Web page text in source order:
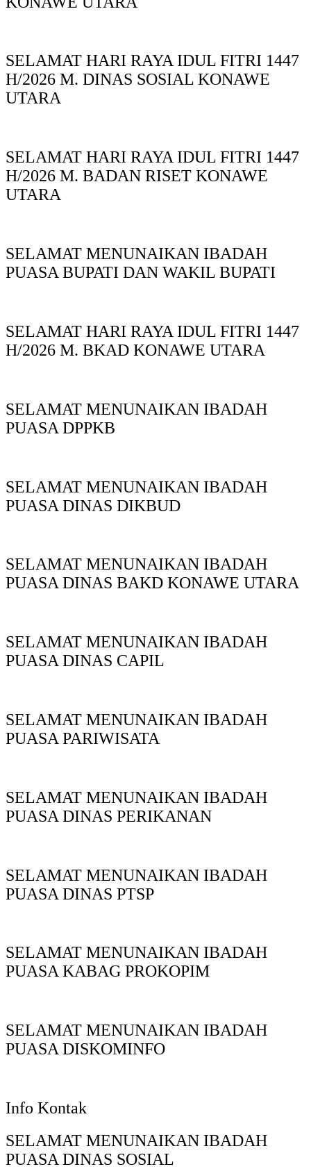
SELAMAT HARI RAYA IDUL FITRI 1447
H/2026 M. DINAS SOSIAL KONAWE
UTARA
SELAMAT HARI RAYA IDUL FITRI 1447
H/2026 M. BADAN RISET KONAWE
UTARA
SELAMAT MENUNAIKAN IBADAH
PUASA BUPATI DAN WAKIL BUPATI
SELAMAT HARI RAYA IDUL FITRI 1447
H/2026 M. BKAD KONAWE UTARA
SELAMAT MENUNAIKAN IBADAH
PUASA DPPKB
SELAMAT MENUNAIKAN IBADAH
PUASA DINAS DIKBUD
SELAMAT MENUNAIKAN IBADAH
PUASA DINAS BAKD KONAWE UTARA
SELAMAT MENUNAIKAN IBADAH
PUASA DINAS CAPIL
SELAMAT MENUNAIKAN IBADAH
PUASA PARIWISATA
SELAMAT MENUNAIKAN IBADAH
PUASA DINAS PERIKANAN
SELAMAT MENUNAIKAN IBADAH
PUASA DINAS PTSP
SELAMAT MENUNAIKAN IBADAH
PUASA KABAG PROKOPIM
SELAMAT MENUNAIKAN IBADAH
PUASA DISKOMINFO
Info Kontak
SELAMAT MENUNAIKAN IBADAH
PUASA DINAS SOSIAL